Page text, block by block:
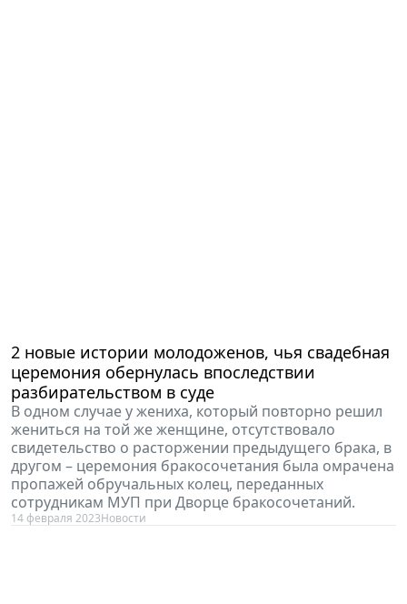
2 новые истории молодоженов, чья свадебная
церемония обернулась впоследствии
разбирательством в суде
В одном случае у жениха, который повторно решил
жениться на той же женщине, отсутствовало
свидетельство о расторжении предыдущего брака, в
другом – церемония бракосочетания была омрачена
пропажей обручальных колец, переданных
сотрудникам МУП при Дворце бракосочетаний.
14 февраля 2023Новости